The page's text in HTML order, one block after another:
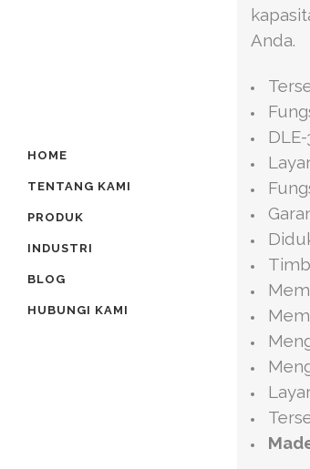
HOME
TENTANG KAMI
PRODUK
INDUSTRI
BLOG
HUBUNGI KAMI
Anda.